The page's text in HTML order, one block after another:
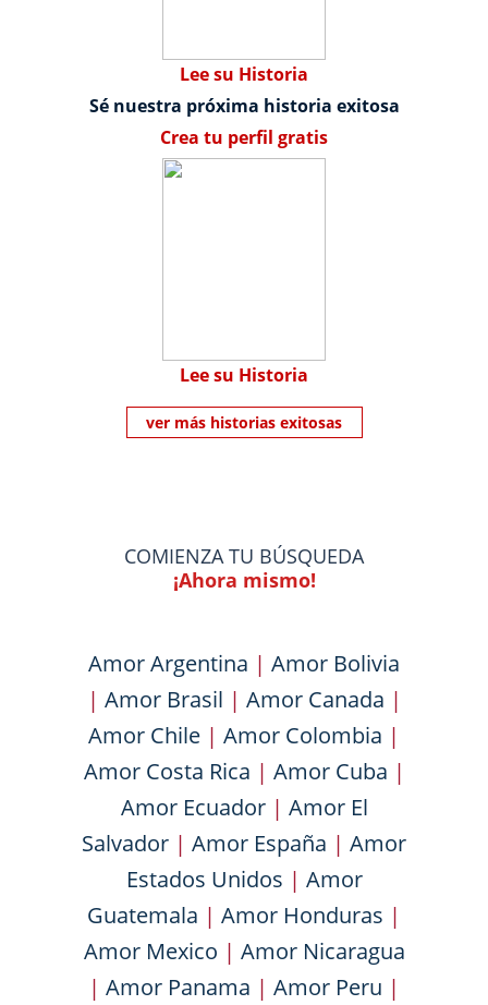
Lee su Historia
Sé nuestra próxima historia exitosa
Crea tu perfil gratis
Lee su Historia
ver más historias exitosas
COMIENZA TU BÚSQUEDA
¡Ahora mismo!
Amor Argentina | Amor Bolivia
| Amor Brasil | Amor Canada |
Amor Chile | Amor Colombia |
Amor Costa Rica | Amor Cuba |
Amor Ecuador| Amor El
Salvador | Amor España | Amor
Estados Unidos | Amor
Guatemala | Amor Honduras |
Amor Mexico | Amor Nicaragua
| Amor Panama | Amor Peru |